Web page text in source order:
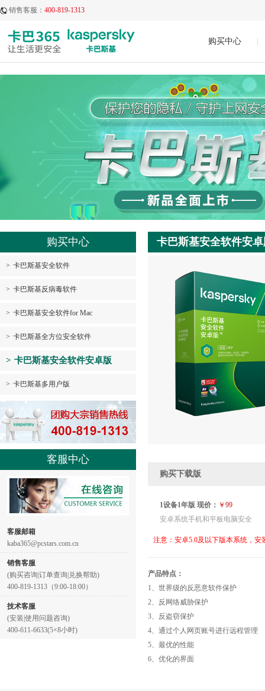
销售客服： 400-819-1313
购买中心
购买中心
> 卡巴斯基安全软件
> 卡巴斯基反病毒软件
> 卡巴斯基安全软件for Mac
> 卡巴斯基全方位安全软件
> 卡巴斯基安全软件安卓版
> 卡巴斯基多用户版
客服中心
客服邮箱
kaba365@pcstars.com.cn
销售客服
(购买咨询|订单查询|兑换帮助)
400-819-1313（9:00-18:00）
技术客服
(安装|使用问题咨询)
400-611-6633(5×8小时)
卡巴斯基安全软件安
购买下载版
1设备1年版 现价： ￥99
安卓系统手机和平板电脑安全
注意：安卓5.0及以下版本系统，
产品特点：
1、世界级的反恶意软件保护
2、反网络威胁保护
3、反盗窃保护
4、通过个人网页账号进行远程管理
5、最优的性能
6、优化的界面